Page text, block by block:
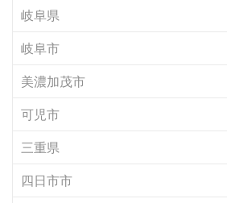
岐阜県
岐阜市
美濃加茂市
可児市
三重県
四日市市